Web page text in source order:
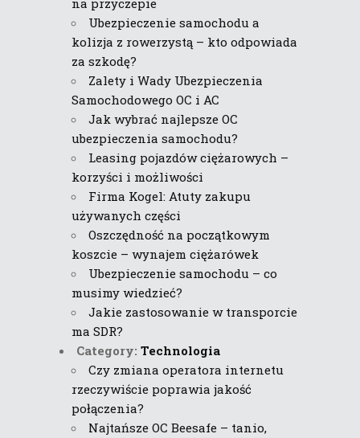
na przyczepie
Ubezpieczenie samochodu a
kolizja z rowerzystą – kto odpowiada
za szkodę?
Zalety i Wady Ubezpieczenia
Samochodowego OC i AC
Jak wybrać najlepsze OC
ubezpieczenia samochodu?
Leasing pojazdów ciężarowych –
korzyści i możliwości
Firma Kogel: Atuty zakupu
używanych części
Oszczędność na początkowym
koszcie – wynajem ciężarówek
Ubezpieczenie samochodu – co
musimy wiedzieć?
Jakie zastosowanie w transporcie
ma SDR?
Category: Technologia
Czy zmiana operatora internetu
rzeczywiście poprawia jakość
połączenia?
Najtańsze OC Beesafe – tanio,